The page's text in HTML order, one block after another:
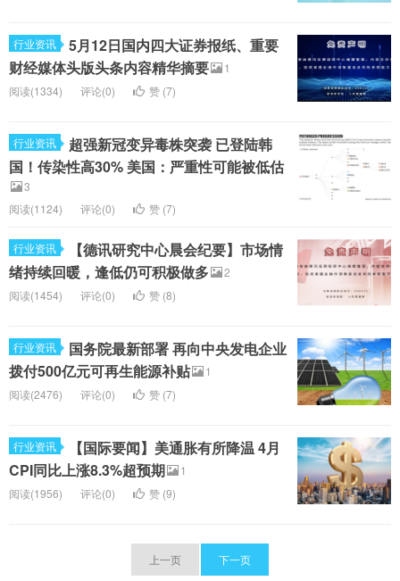
行业资讯
5月12日国内四大证券报纸、重要
财经媒体头版头条内容精华摘要
1
阅读(1334)
评论(0) 赞 (7)
行业资讯
超强新冠变异毒株突袭 已登陆韩
国！传染性高30% 美国：严重性可能被低估
3
阅读(1124)
评论(0) 赞 (7)
行业资讯
【德讯研究中心晨会纪要】市场情
绪持续回暖，逢低仍可积极做多
2
阅读(1454)
评论(0) 赞 (8)
行业资讯
国务院最新部署 再向中央发电企业
拨付500亿元可再生能源补贴
1
阅读(2476)
评论(0) 赞 (7)
行业资讯
【国际要闻】美通胀有所降温 4月
CPI同比上涨8.3%超预期
1
阅读(1956)
评论(0) 赞 (9)
上一页 下一页